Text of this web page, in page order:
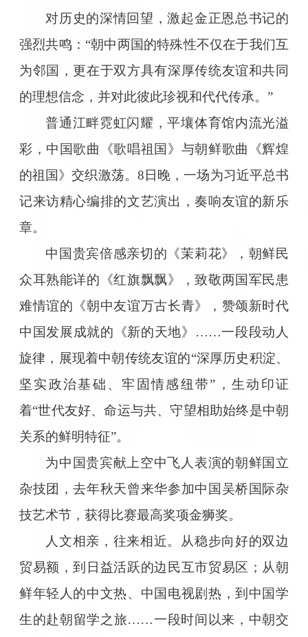
对历史的深情回望，激起金正恩总书记的
强烈共鸣：“朝中两国的特殊性不仅在于我们互
为邻国，更在于双方具有深厚传统友谊和共同
的理想信念，并对此彼此珍视和代代传承。”
普通江畔霓虹闪耀，平壤体育馆内流光溢
彩，中国歌曲《歌唱祖国》与朝鲜歌曲《辉煌
的祖国》交织激荡。8日晚，一场为习近平总书
记来访精心编排的文艺演出，奏响友谊的新乐
章。
中国贵宾倍感亲切的《茉莉花》，朝鲜民
众耳熟能详的《红旗飘飘》，致敬两国军民患
难情谊的《朝中友谊万古长青》，赞颂新时代
中国发展成就的《新的天地》……一段段动人
旋律，展现着中朝传统友谊的“深厚历史积淀、
坚实政治基础、牢固情感纽带”，生动印证
着“世代友好、命运与共、守望相助始终是中朝
关系的鲜明特征”。
为中国贵宾献上空中飞人表演的朝鲜国立
杂技团，去年秋天曾来华参加中国吴桥国际杂
技艺术节，获得比赛最高奖项金狮奖。
人文相亲，往来相近。从稳步向好的双边
贸易额，到日益活跃的边民互市贸易区；从朝
鲜年轻人的中文热、中国电视剧热，到中国学
生的赴朝留学之旅……一段时间以来，中朝交